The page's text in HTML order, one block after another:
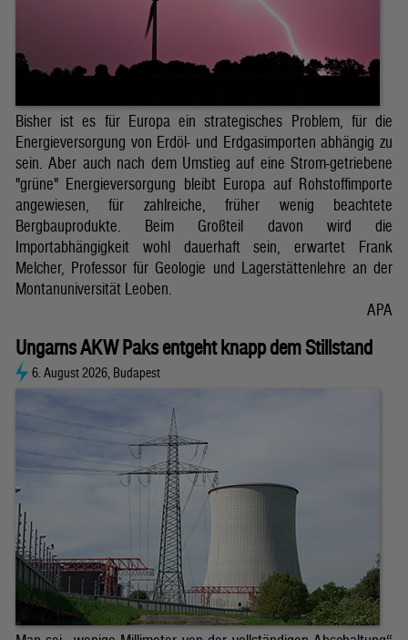
Bisher ist es für Europa ein strategisches Problem, für die
Energieversorgung von Erdöl- und Erdgasimporten abhängig zu
sein. Aber auch nach dem Umstieg auf eine Strom-getriebene
"grüne" Energieversorgung bleibt Europa auf Rohstoffimporte
angewiesen, für zahlreiche, früher wenig beachtete
Bergbauprodukte. Beim Großteil davon wird die
Importabhängigkeit wohl dauerhaft sein, erwartet Frank
Melcher, Professor für Geologie und Lagerstättenlehre an der
Montanuniversität Leoben.
APA
Ungarns AKW Paks entgeht knapp dem Stillstand
6. August 2026, Budapest